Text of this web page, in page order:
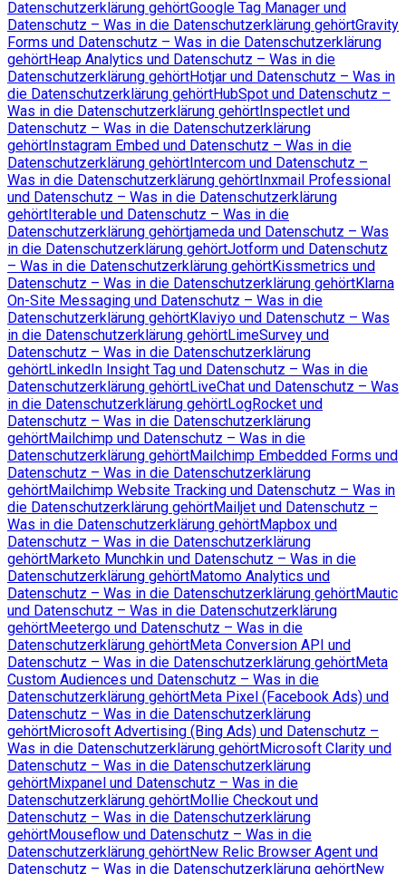
Datenschutzerklärung gehörtGoogle Tag Manager und
Datenschutz – Was in die Datenschutzerklärung gehörtGravity
Forms und Datenschutz – Was in die Datenschutzerklärung
gehörtHeap Analytics und Datenschutz – Was in die
Datenschutzerklärung gehörtHotjar und Datenschutz – Was in
die Datenschutzerklärung gehörtHubSpot und Datenschutz –
Was in die Datenschutzerklärung gehörtInspectlet und
Datenschutz – Was in die Datenschutzerklärung
gehörtInstagram Embed und Datenschutz – Was in die
Datenschutzerklärung gehörtIntercom und Datenschutz –
Was in die Datenschutzerklärung gehörtInxmail Professional
und Datenschutz – Was in die Datenschutzerklärung
gehörtIterable und Datenschutz – Was in die
Datenschutzerklärung gehörtjameda und Datenschutz – Was
in die Datenschutzerklärung gehörtJotform und Datenschutz
– Was in die Datenschutzerklärung gehörtKissmetrics und
Datenschutz – Was in die Datenschutzerklärung gehörtKlarna
On-Site Messaging und Datenschutz – Was in die
Datenschutzerklärung gehörtKlaviyo und Datenschutz – Was
in die Datenschutzerklärung gehörtLimeSurvey und
Datenschutz – Was in die Datenschutzerklärung
gehörtLinkedIn Insight Tag und Datenschutz – Was in die
Datenschutzerklärung gehörtLiveChat und Datenschutz – Was
in die Datenschutzerklärung gehörtLogRocket und
Datenschutz – Was in die Datenschutzerklärung
gehörtMailchimp und Datenschutz – Was in die
Datenschutzerklärung gehörtMailchimp Embedded Forms und
Datenschutz – Was in die Datenschutzerklärung
gehörtMailchimp Website Tracking und Datenschutz – Was in
die Datenschutzerklärung gehörtMailjet und Datenschutz –
Was in die Datenschutzerklärung gehörtMapbox und
Datenschutz – Was in die Datenschutzerklärung
gehörtMarketo Munchkin und Datenschutz – Was in die
Datenschutzerklärung gehörtMatomo Analytics und
Datenschutz – Was in die Datenschutzerklärung gehörtMautic
und Datenschutz – Was in die Datenschutzerklärung
gehörtMeetergo und Datenschutz – Was in die
Datenschutzerklärung gehörtMeta Conversion API und
Datenschutz – Was in die Datenschutzerklärung gehörtMeta
Custom Audiences und Datenschutz – Was in die
Datenschutzerklärung gehörtMeta Pixel (Facebook Ads) und
Datenschutz – Was in die Datenschutzerklärung
gehörtMicrosoft Advertising (Bing Ads) und Datenschutz –
Was in die Datenschutzerklärung gehörtMicrosoft Clarity und
Datenschutz – Was in die Datenschutzerklärung
gehörtMixpanel und Datenschutz – Was in die
Datenschutzerklärung gehörtMollie Checkout und
Datenschutz – Was in die Datenschutzerklärung
gehörtMouseflow und Datenschutz – Was in die
Datenschutzerklärung gehörtNew Relic Browser Agent und
Datenschutz – Was in die Datenschutzerklärung gehörtNew